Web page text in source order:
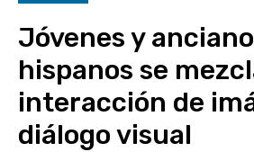
Jóvenes y
hispanos se
interacción de
diálogo visual